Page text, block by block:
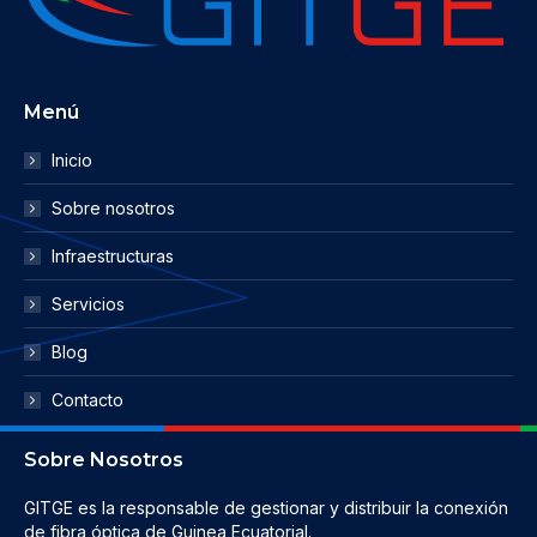
Menú
Inicio
Sobre nosotros
Infraestructuras
Servicios
Blog
Contacto
Sobre Nosotros
GITGE es la responsable de gestionar y distribuir la conexión
de fibra óptica de Guinea Ecuatorial.